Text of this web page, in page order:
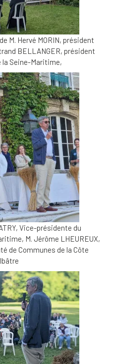
M. Hervé MORIN, président
BELLANGER, président
la Seine-Maritime,
Vice-présidente du
M. Jérôme LHEUREUX,
de Communes de la Côte